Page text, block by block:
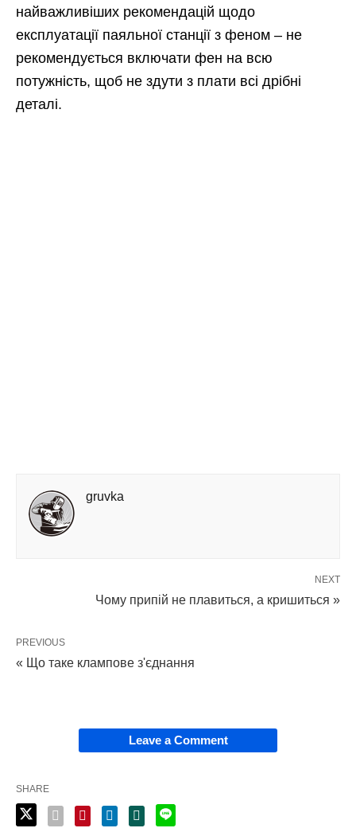
найважливіших рекомендацій щодо
експлуатації паяльної станції з феном – не
рекомендується включати фен на всю
потужність, щоб не здути з плати всі дрібні
деталі.
gruvka
NEXT
Чому припій не плавиться, а кришиться »
PREVIOUS
« Що таке клампове з'єднання
Leave a Comment
SHARE